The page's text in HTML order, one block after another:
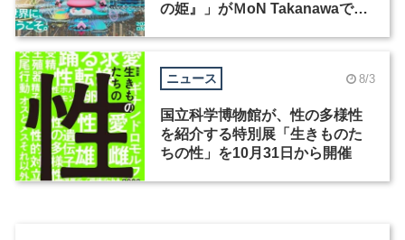
の姫』」がＭoN Takanawaで開
ニュース 8/3
国立科学博物館が、性の多様性
を紹介する特別展「生きものた
ちの性」を10月31日から開催